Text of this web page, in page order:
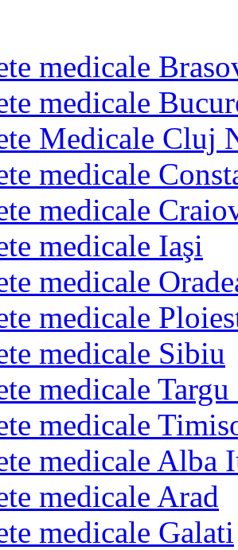
medicale
medicale
Medicale Cluj
medicale
medicale
medicale Iaşi
medicale
medicale
medicale Sibiu
medicale
medicale
medicale Alba
medicale Arad
medicale Galati